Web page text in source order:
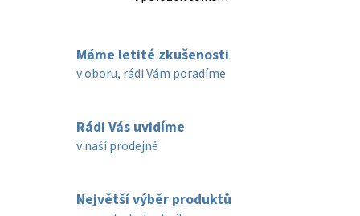
O
á
d
í
k
Máme letité zkušenosti
v oboru, rádi Vám poradíme
Rádi Vás uvidíme
v naší prodejně
Největší výběr produktů